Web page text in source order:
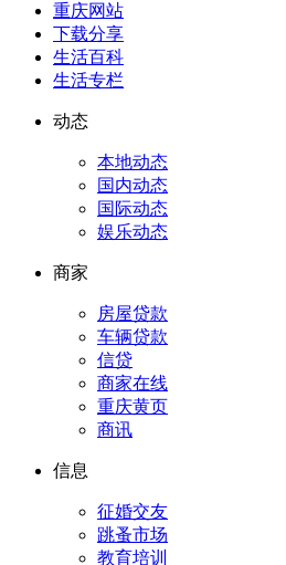
重庆网站
下载分享
生活百科
生活专栏
动态
本地动态
国内动态
国际动态
娱乐动态
商家
房屋贷款
车辆贷款
信贷
商家在线
重庆黄页
商讯
信息
征婚交友
跳蚤市场
教育培训